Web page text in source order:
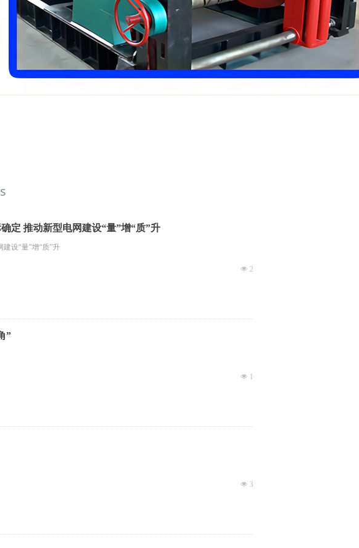
定 推动新型电网建设“量”增“质”升
设“量”增“质”升
넶 2
”
넶 1
넶 3